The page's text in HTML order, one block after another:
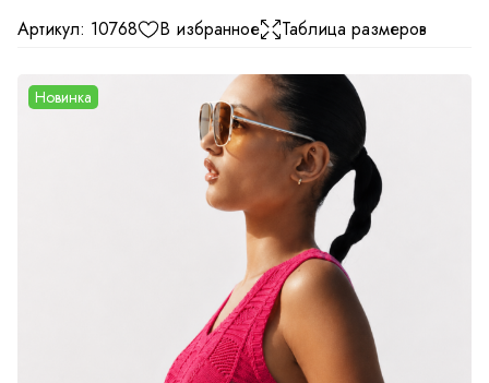
Артикул: 10768 В избранное Таблица размеров
Новинка